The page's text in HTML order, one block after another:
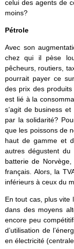
celui des agents de
moins?
Pétrole
Avec son
chez qui il pèse
pêcheurs, routiers,
pourrait payer ce
des prix des produits
est lié à la
s’agit de business
par la solidarité?
que les poissons de
haut de gamme et
autres dégustent du
batterie de
français. Alors, la
inférieurs à ceux du
En tout cas, plus vite
dans des moyens
encore peu
d’utilisation de
en électricité